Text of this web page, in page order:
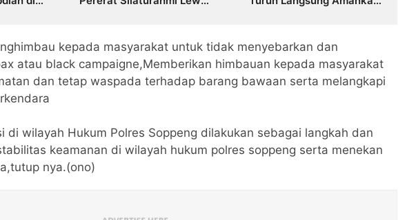
Kelancaran Lalu Lintas
kepada masyarakat untuk tidak menyebarkan dan
atau black campaigne,Memberikan himbauan kepada masyarakat
dan tetap waspada terhadap barang bawaan serta melangkapi
di wilayah Hukum Polres Soppeng dilakukan sebagai langkah dan
keamanan di wilayah hukum polres soppeng serta menekan
nya.(ono)